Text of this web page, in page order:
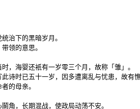
治下的黑暗岁月。
领的意思。
，海婴还衹有一岁零三个月，故称「雏」。
诗时已五十一岁，因多遭离乱与忧患，故有
的母亲。
角，长期混战，使政局动荡不安。